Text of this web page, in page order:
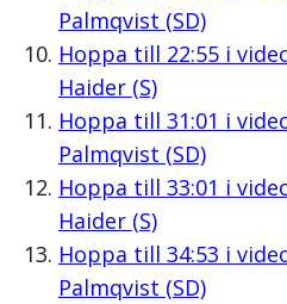
Palmqvist (SD)
Hoppa till 22:55i
Haider (S)
Hoppa till 31:01 i
Palmqvist (SD)
Hoppa till 33:01 i
Haider (S)
Hoppa till 34:53 i
Palmqvist (SD)